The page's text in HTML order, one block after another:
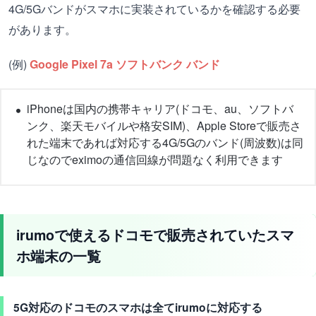
4G/5Gバンドがスマホに実装されているかを確認する必要
があります。
(例) Google Pixel 7a ソフトバンク バンド
iPhoneは国内の携帯キャリア(ドコモ、au、ソフトバ
ンク、楽天モバイルや格安SIM)、Apple Storeで販売さ
れた端末であれば対応する4G/5Gのバンド(周波数)は同
じなのでeximoの通信回線が問題なく利用できます
irumoで使えるドコモで販売されていたスマ
ホ端末の一覧
5G対応のドコモのスマホは全てirumoに対応する